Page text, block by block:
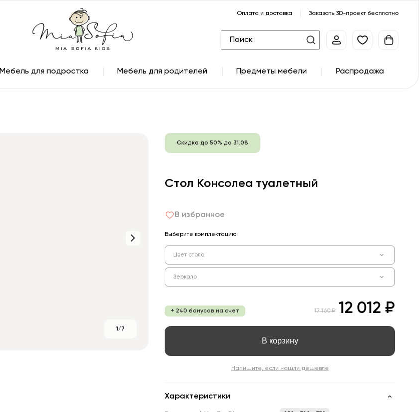
Оплата и доставка Заказать 3D-проект бесплатно
Мебель для подростка Мебель для родителей Предметы мебели Распродажа
1/7
Скидка до 50% до 31.08
Стол Консолеа туалетный
В избранное
Выберите комплектацию:
Цвет стола
Зеркало
+ 240 бонусов на счет 17 160 ₽ 12 012 ₽
В корзину
Напишите, если нашли дешевле
Характеристики